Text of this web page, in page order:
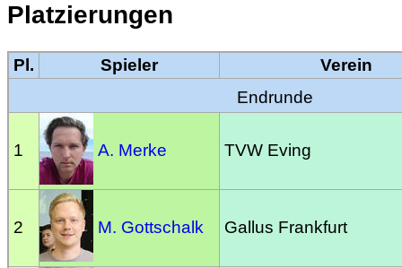
Platzierungen
Pl. Spieler
Verein
Endrunde
1 A. Merke TVW Eving
2 M. Gottschalk Gallus Frankfurt